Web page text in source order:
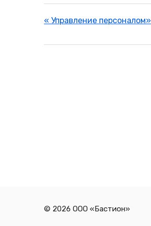
« Управление персоналом»
© 2026 ООО «Бастион»